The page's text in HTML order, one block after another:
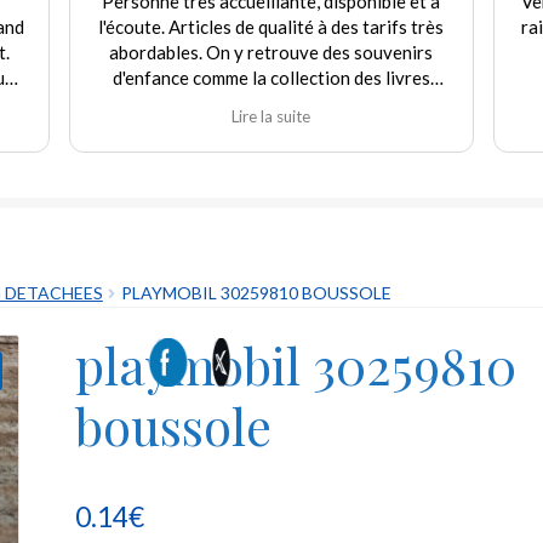
très
livres
Je
raisonnable. Satisfaite de mes achats que je
renouvellerai très prochainement.
PLAYMOBIL 30259810 BOUSSOLE
playmobil 30259810
boussole
0.14€